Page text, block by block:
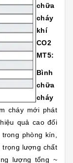
chữa
cháy
khí
CO2
MT5:
Bình
chữa
cháy
cháy mới phát
quả cao đối
phòng kín,
trọng lượng chất
lượng tổng ~